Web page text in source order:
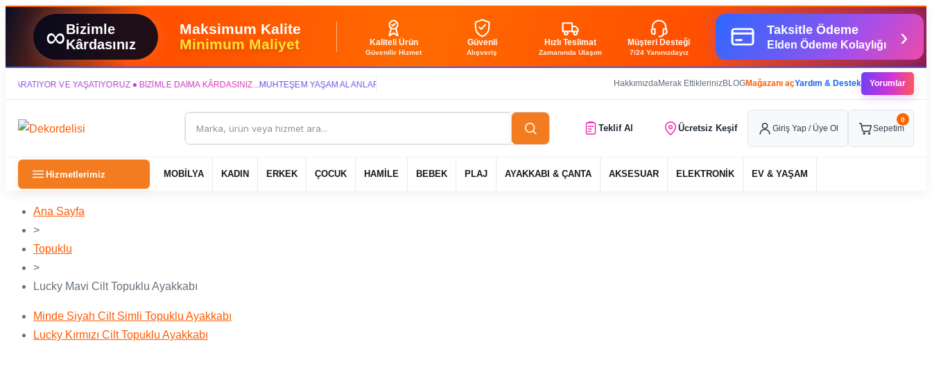
∞Bizimle
Kârdasınız
Maksimum Kalite
Minimum Maliyet
Kaliteli Ürün
Güvenilir Hizmet
Güvenli
Alışveriş
Hızlı Teslimat
Zamanında Ulaşım
Müşteri Desteği
7/24 Yanınızdayız
Taksitle Ödeme
Elden Ödeme Kolaylığı ›
VE YAŞATIYORUZ ● BİZİMLE DAİMA KÂRDASINIZ...MUHTEŞEM YAŞAM ALANLARI YARATIYOR VE YAŞATIYORUZ ● BİZİMLE DAİMA KÂRDASINIZ...Hakkımızda Merak EttiklerinizBLOGMağazanı açYardım & Destek Yorumlar
Teklif Al Ücretsiz Keşif Giriş Yap / Üye Ol
0
Sepetim
Hizmetlerimiz MOBİLYA KADIN ERKEK ÇOCUK HAMİLE BEBEK PLAJ AYAKKABI & ÇANTA AKSESUAR ELEKTRONİK EV & YAŞAM
Ana Sayfa
>
Topuklu
>
Lucky Mavi Cilt Topuklu Ayakkabı
Minde Siyah Cilt Simli Topuklu Ayakkabı
Lucky Kırmızı Cilt Topuklu Ayakkabı